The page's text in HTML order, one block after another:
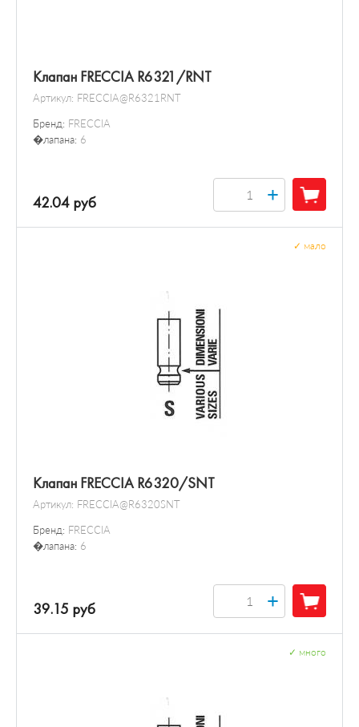
Клапан FRECCIA R6321/RNT
Артикул: FRECCIA@R6321RNT
Бренд: FRECCIA
�лапана: 6
42.04 руб +
Клапан FRECCIA R6320/SNT
Артикул: FRECCIA@R6320SNT
Бренд: FRECCIA
�лапана: 6
мало
39.15 руб +
много